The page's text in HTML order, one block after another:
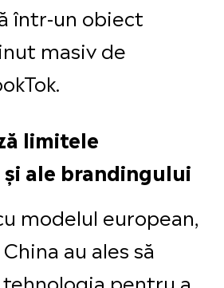
într-un obiect
masiv de
limitele
ale brandingului
modelul european,
au ales să
pentru a